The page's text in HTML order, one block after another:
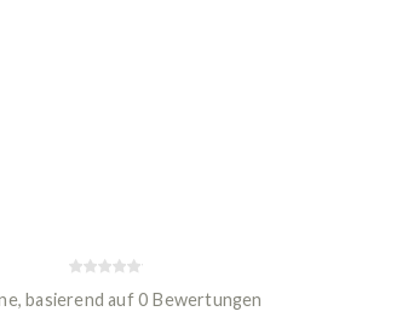
basierend auf 0 Bewertungen